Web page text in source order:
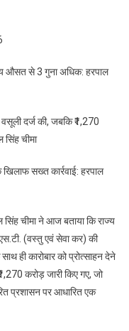
औसत से 3 गुना अधिक: हरपाल
दर्ज की, जबकि ₹1,270
सिंह चीमा
सख्त कार्रवाई: हरपाल
चीमा ने आज बताया कि राज्य
(वस्तु एवं सेवा कर) की
ही कारोबार को प्रोत्साहन देने
करोड़ जारी किए गए, जो
प्रशासन पर आधारित एक